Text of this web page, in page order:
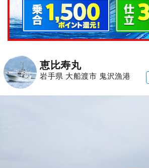
恵比寿丸
岩手県 大船渡市 鬼沢漁港